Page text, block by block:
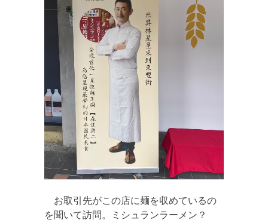
お取引先がこの店に麺を収めているの
を聞いて訪問。ミシュランラーメン？